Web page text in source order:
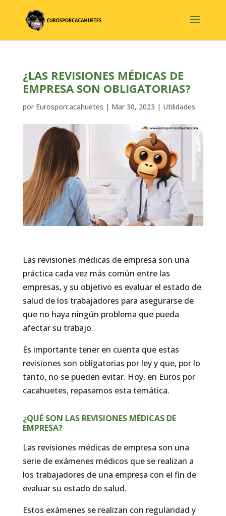
¿LAS REVISIONES MÉDICAS DE
EMPRESA SON OBLIGATORIAS?
por Eurosporcacahuetes | Mar 30, 2023 | Utilidades
Las revisiones médicas de empresa son una
práctica cada vez más común entre las
empresas, y su objetivo es evaluar el estado de
salud de los trabajadores para asegurarse de
que no haya ningún problema que pueda
afectar su trabajo.
Es importante tener en cuenta que estas
revisiones son obligatorias por ley y que, por lo
tanto, no se pueden evitar. Hoy, en Euros por
cacahuetes, repasamos esta temática.
¿QUÉ SON LAS REVISIONES MÉDICAS DE
EMPRESA?
Las revisiones médicas de empresa son una
serie de exámenes médicos que se realizan a
los trabajadores de una empresa con el fin de
evaluar su estado de salud.
Estos exámenes se realizan con regularidad y